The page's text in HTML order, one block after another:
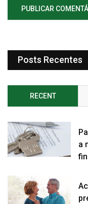
Posts Recentes
RECENT
a